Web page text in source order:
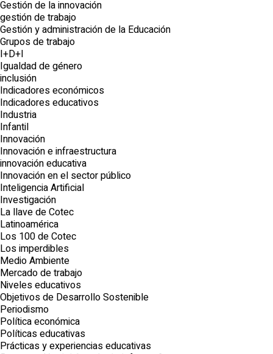
Gestión de la innovación
gestión de trabajo
Gestión y administración de la Educación
Grupos de trabajo
I+D+I
Igualdad de género
inclusión
Indicadores económicos
Indicadores educativos
Industria
Infantil
Innovación
Innovación e infraestructura
innovación educativa
Innovación en el sector público
Inteligencia Artificial
Investigación
La llave de Cotec
Latinoamérica
Los 100 de Cotec
Los imperdibles
Medio Ambiente
Mercado de trabajo
Niveles educativos
Objetivos de Desarrollo Sostenible
Periodismo
Política económica
Políticas educativas
Prácticas y experiencias educativas